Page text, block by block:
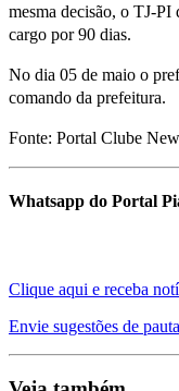
mesma decisão, o TJ-
cargo por 90 dias.
No dia 05 de maio o
comando da prefeitura.
Fonte: Portal Clube
Whatsapp do Portal
Clique aqui e receba
Envie sugestões de